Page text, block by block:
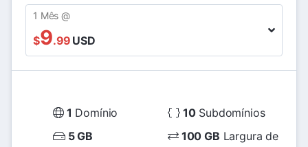
1 Mês @
$9.99 USD
1 Domínio 10Subdomínios
5 GB
100 GB Largura de